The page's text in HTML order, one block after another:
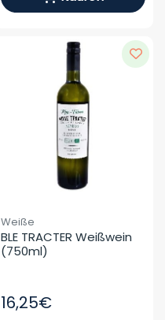
Weiße
BLE TRACTER Weißwein
(750ml)
16,25€